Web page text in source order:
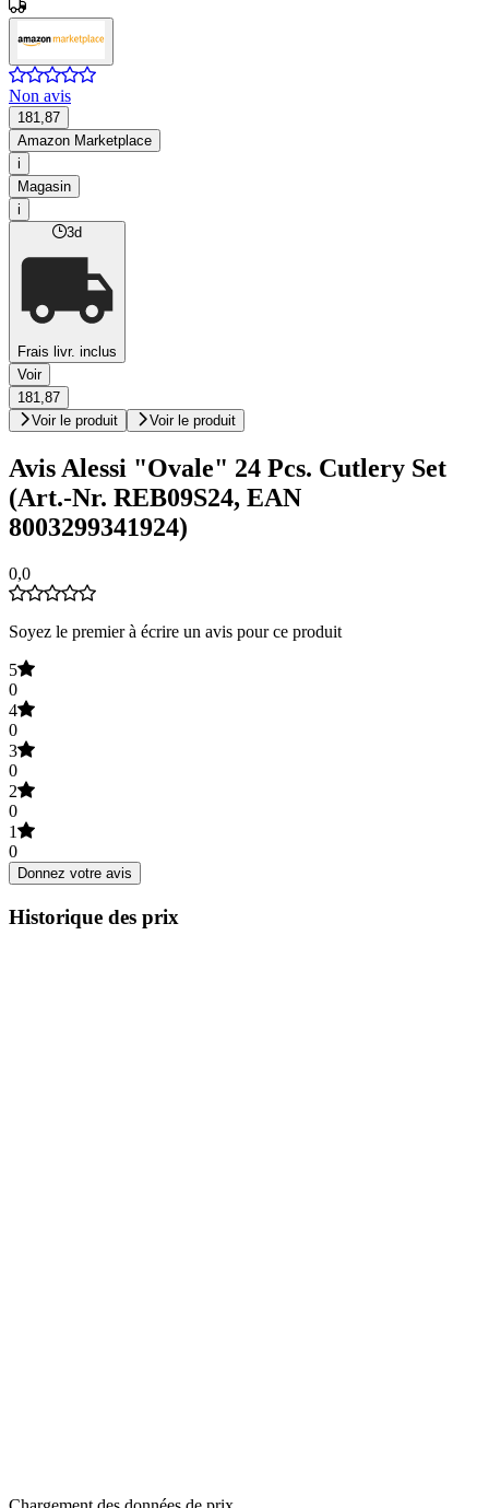
Non avis
181,87
Amazon Marketplace
i
Magasin
i
3d
Frais livr. inclus
Voir
181,87
Voir le produit
Voir le produit
Avis Alessi "Ovale" 24 Pcs. Cutlery Set
(Art.-Nr. REB09S24, EAN
8003299341924)
0,0
Soyez le premier à écrire un avis pour ce produit
5
0
4
0
3
0
2
0
1
0
Donnez votre avis
Historique des prix